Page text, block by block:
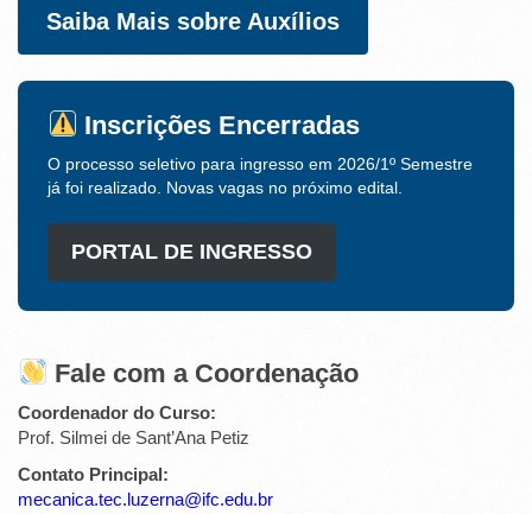
Saiba Mais sobre Auxílios
Inscrições Encerradas
O processo seletivo para ingresso em 2026/1º Semestre
já foi realizado. Novas vagas no próximo edital.
PORTAL DE INGRESSO
Fale com a Coordenação
Coordenador do Curso:
Prof. Silmei de Sant’Ana Petiz
Contato Principal:
mecanica.tec.luzerna@ifc.edu.br